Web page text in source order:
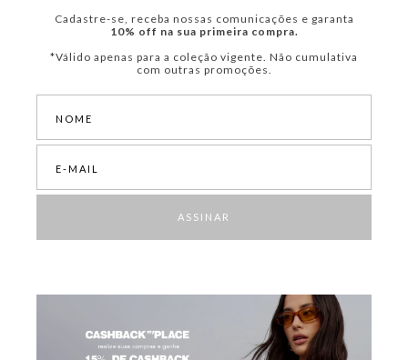
Cadastre-se, receba nossas comunicações e garanta
10% off na sua primeira compra.
*Válido apenas para a coleção vigente. Não cumulativa
com outras promoções.
ASSINAR